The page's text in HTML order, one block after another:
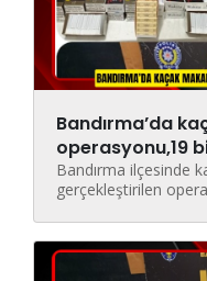
Bandırma’da
operasyonu,19
Bandırma ilçesinde
gerçekleştirilen